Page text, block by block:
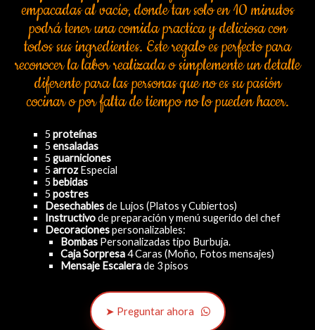
empacadas al vacío, donde tan solo en 10 minutos
podrá tener una comida practica y deliciosa con
todos sus ingredientes. Este regalo es perfecto para
reconocer la labor realizada o simplemente un detalle
diferente para las personas que no es su pasión
cocinar o por falta de tiempo no lo pueden hacer.
5proteínas
5ensaladas
5guarniciones
5arrozEspecial
5bebidas
5postres
Desechablesde Lujos (Platos y Cubiertos)
Instructivode preparación y menú sugerido del chef
Decoracionespersonalizables:
BombasPersonalizadas tipo Burbuja.
Caja Sorpresa4 Caras (Moño, Fotos mensajes)
Mensaje Escalerade 3 pisos
➤ Preguntar ahora